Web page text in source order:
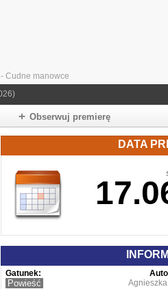
Cudne manowce
Obserwuj premierę
DATA
Gatunek:
Powieść